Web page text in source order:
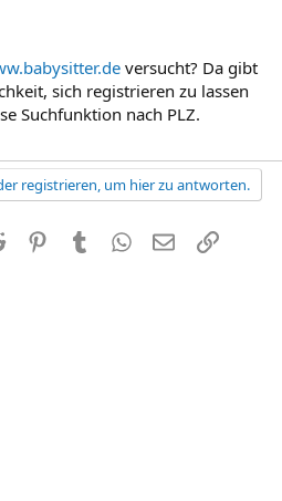
versucht? Da gibt
sich registrieren zu lassen
Suchfunktion nach PLZ.
registrieren, um hier zu antworten.
Reddit PinterestTumblr WhatsApp
E-MailLink